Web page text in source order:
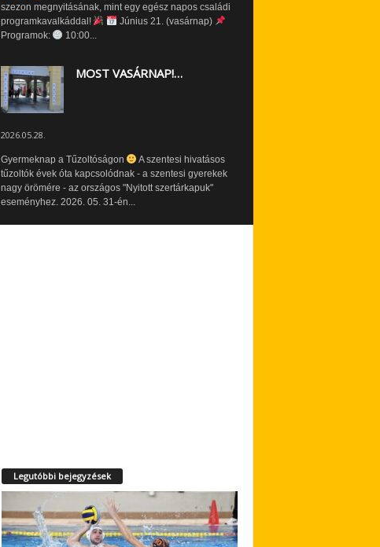
szezon megnyitásának, mint egy egész napos családi
programkavalkáddal!
Június 21. (vasárnap)
Programok:
10:00...
MOST VASÁRNAP!…
2026.05.28.
Gyermeknap a Tűzoltóságon
A szentesi hivatásos
tűzoltók évek óta kapcsolódnak - a szentesi gyerekek
nagy örömére - az országos "Nyitott szertárkapuk"
eseményhez. 2026. 05. 31-én...
Legutóbbi bejegyzések